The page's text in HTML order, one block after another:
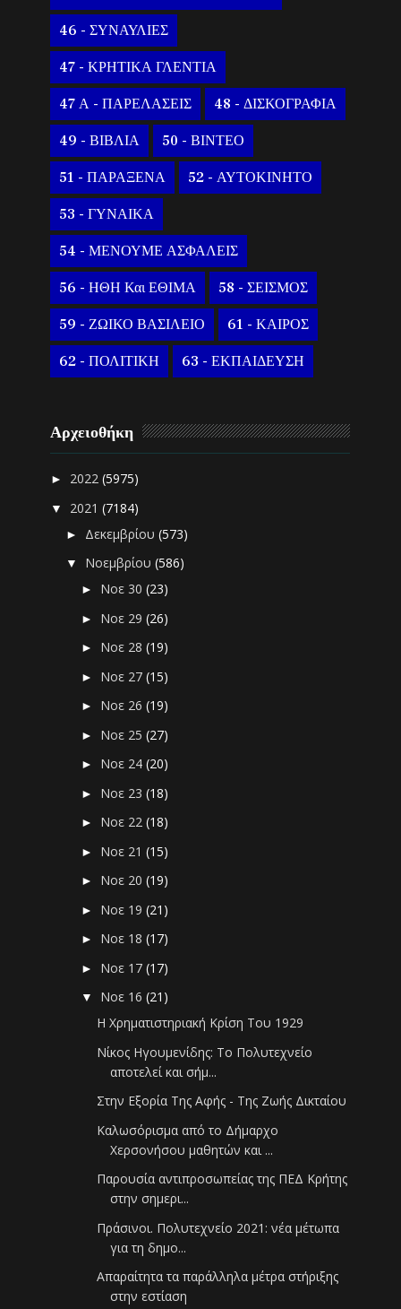
46 - ΣΥΝΑΥΛΙΕΣ
47 - ΚΡΗΤΙΚΑ ΓΛΕΝΤΙΑ
47 Α - ΠΑΡΕΛΑΣΕΙΣ 48 - ΔΙΣΚΟΓΡΑΦΙΑ
49 - ΒΙΒΛΙΑ 50 - ΒΙΝΤΕΟ
51 - ΠΑΡΑΞΕΝΑ 52 - ΑΥΤΟΚΙΝΗΤΟ
53 - ΓΥΝΑΙΚΑ
54 - ΜΕΝΟΥΜΕ ΑΣΦΑΛΕΙΣ
56 - ΗΘΗ Και ΕΘΙΜΑ 58 - ΣΕΙΣΜΟΣ
59 - ΖΩΙΚΟ ΒΑΣΙΛΕΙΟ 61 - ΚΑΙΡΟΣ
62 - ΠΟΛΙΤΙΚΗ 63 - ΕΚΠΑΙΔΕΥΣΗ
Αρχειοθήκη
► 2022(5975)
▼ 2021(7184)
► Δεκεμβρίου(573)
▼ Νοεμβρίου(586)
► Νοε 30(23)
► Νοε 29(26)
► Νοε 28(19)
► Νοε 27(15)
► Νοε 26(19)
► Νοε 25(27)
► Νοε 24(20)
► Νοε 23(18)
► Νοε 22(18)
► Νοε 21(15)
► Νοε 20(19)
► Νοε 19(21)
► Νοε 18(17)
► Νοε 17(17)
▼ Νοε 16(21)
Η Χρηματιστηριακή Κρίση Του 1929
Νίκος Ηγουμενίδης: Το Πολυτεχνείο
αποτελεί και σήμ...
Στην Εξορία Της Αφής - Της Ζωής Δικταίου
Καλωσόρισμα από το Δήμαρχο
Χερσονήσου μαθητών και ...
Παρουσία αντιπροσωπείας της ΠΕΔ Κρήτης
στην σημερι...
Πράσινοι. Πολυτεχνείο 2021: νέα μέτωπα
για τη δημο...
Απαραίτητα τα παράλληλα μέτρα στήριξης
στην εστίαση